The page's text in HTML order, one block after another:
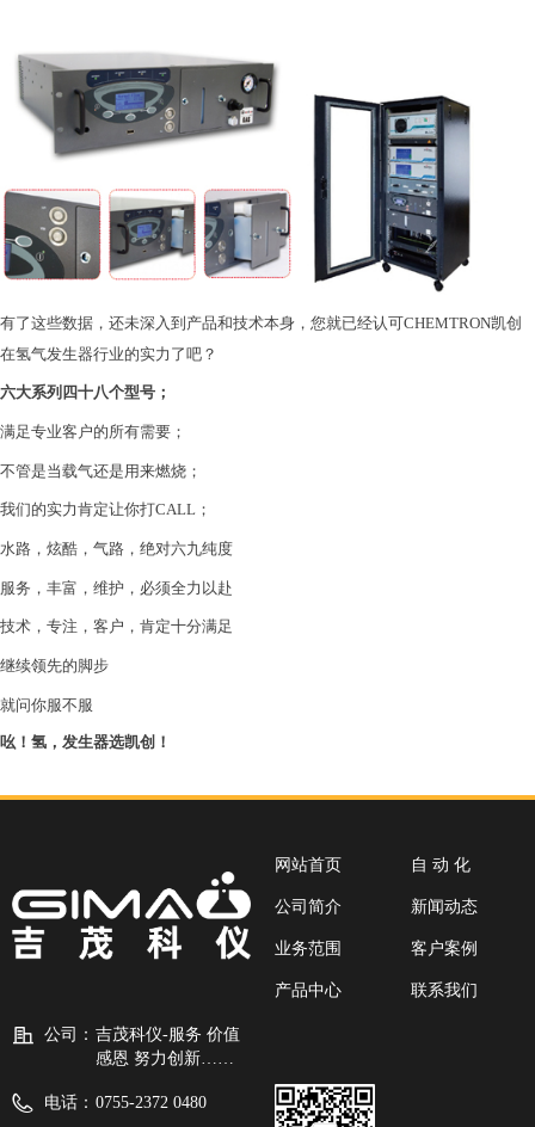
有了这些数据，还未深入到产品和技术本身，您就已经认可CHEMTRON凯创
在氢气发生器行业的实力了吧？
六大系列四十八个型号；
满足专业客户的所有需要；
不管是当载气还是用来燃烧；
我们的实力肯定让你打CALL；
水路，炫酷，气路，绝对六九纯度
服务，丰富，维护，必须全力以赴
技术，专注，客户，肯定十分满足
继续领先的脚步
就问你服不服
吆 ！ 氢，发生器选凯创！
网站首页
公司简介
业务范围
产品中心
自 动 化
新闻动态
客户案例
联系我们
公司： 吉茂科仪-服务 价值
感恩 努力创新……
电话： 0755-2372 0480